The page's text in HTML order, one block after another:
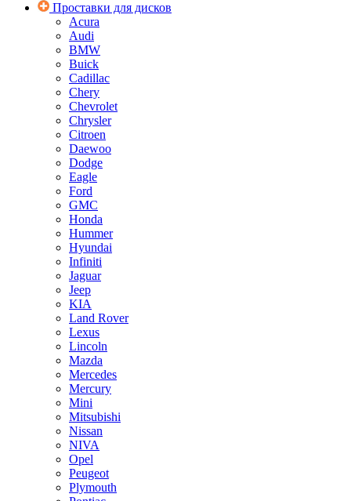
Проставки для дисков
Acura
Audi
BMW
Buick
Cadillac
Chery
Chevrolet
Chrysler
Citroen
Daewoo
Dodge
Eagle
Ford
GMC
Honda
Hummer
Hyundai
Infiniti
Jaguar
Jeep
KIA
Land Rover
Lexus
Lincoln
Mazda
Mercedes
Mercury
Mini
Mitsubishi
Nissan
NIVA
Opel
Peugeot
Plymouth